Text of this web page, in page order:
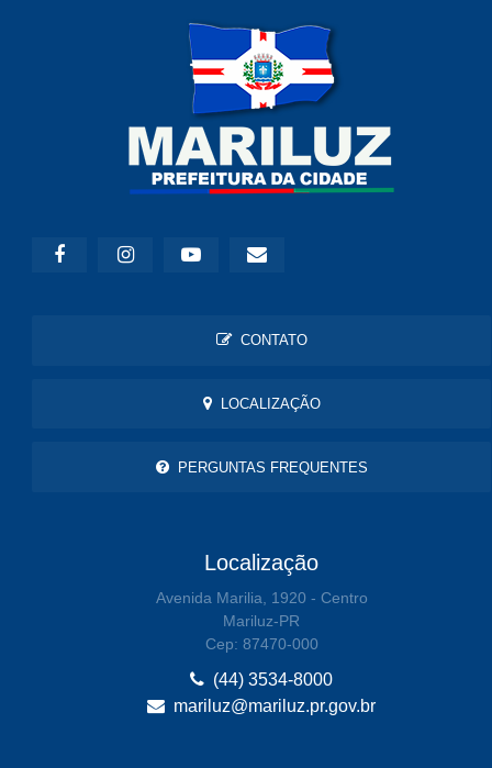
CONTATO
LOCALIZAÇÃO
PERGUNTAS FREQUENTES
Localização
Avenida Marilia, 1920 - Centro
Mariluz-PR
Cep: 87470-000
(44) 3534-8000
mariluz@mariluz.pr.gov.br